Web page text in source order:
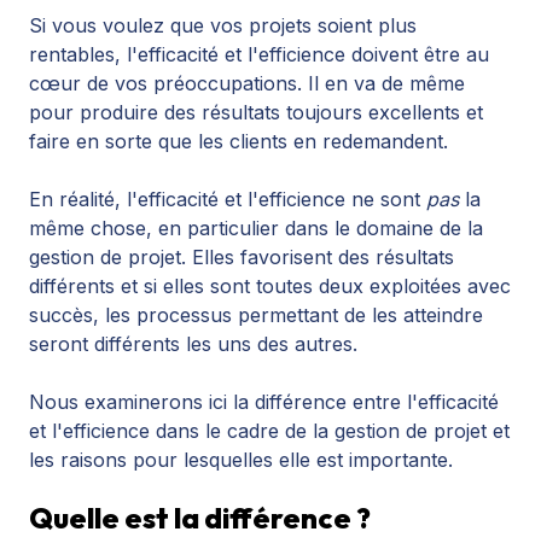
Si vous voulez que vos projets soient plus
rentables, l'efficacité et l'efficience doivent être au
cœur de vos préoccupations. Il en va de même
pour produire des résultats toujours excellents et
faire en sorte que les clients en redemandent.
En réalité, l'efficacité et l'efficience ne sont pasla
même chose, en particulier dans le domaine de la
gestion de projet. Elles favorisent des résultats
différents et si elles sont toutes deux exploitées avec
succès, les processus permettant de les atteindre
seront différents les uns des autres.
Nous examinerons ici la différence entre l'efficacité
et l'efficience dans le cadre de la gestion de projet et
les raisons pour lesquelles elle est importante.
Quelle est la différence ?